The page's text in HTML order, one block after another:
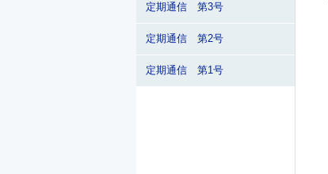
定期通信 第3号
定期通信 第2号
定期通信 第1号